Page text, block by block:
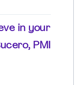
in your
PMI